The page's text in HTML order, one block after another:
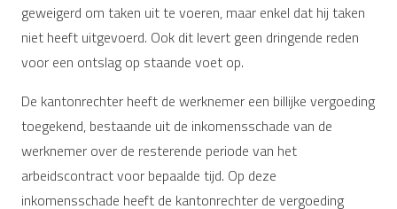
geweigerd om taken uit te voeren, maar enkel dat hij taken
niet heeft uitgevoerd. Ook dit levert geen dringende reden
voor een ontslag op staande voet op.
De kantonrechter heeft de werknemer een billijke vergoeding
toegekend, bestaande uit de inkomensschade van de
werknemer over de resterende periode van het
arbeidscontract voor bepaalde tijd. Op deze
inkomensschade heeft de kantonrechter de vergoeding